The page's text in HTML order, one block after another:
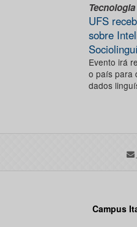
Tecnologia
UFS
sobre
Evento irá
o país para
dados
Campus